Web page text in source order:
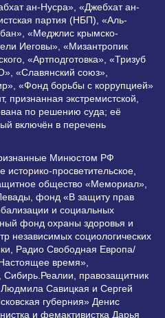
ан-Нусра», «Джебхат ан-
партия (НБП), «Аль-
«Меджлис крымско-
Иеговы», «Мизантропик
«Артподготовка», «Тризуб
«Славянский союз»,
«Фонд борьбы с коррупцией»
признанная экстремистской,
по решению суда; её
включён в перечень
Минюстом РФ
просветительское,
общество «Мемориал»,
фонд «В защиту прав
и социальных
фонд охраны здоровья и
независимых социологических
Радио Свободная Европа/
время»,
правозащитник
Савицкая и Сергей
губерния» Денис
и фемактивистка Дарья